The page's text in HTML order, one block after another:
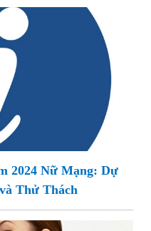
2024 Nữ Mạng: Dự
Thử Thách